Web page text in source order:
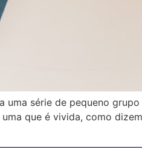
uma série de pequeno
que é vivida, como